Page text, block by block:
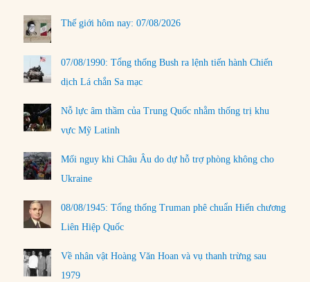
Thế giới hôm nay: 07/08/2026
07/08/1990: Tổng thống Bush ra lệnh tiến hành Chiến
dịch Lá chắn Sa mạc
Nỗ lực âm thầm của Trung Quốc nhằm thống trị khu
vực Mỹ Latinh
Mối nguy khi Châu Âu do dự hỗ trợ phòng không cho
Ukraine
08/08/1945: Tổng thống Truman phê chuẩn Hiến chương
Liên Hiệp Quốc
Về nhân vật Hoàng Văn Hoan và vụ thanh trừng sau
1979